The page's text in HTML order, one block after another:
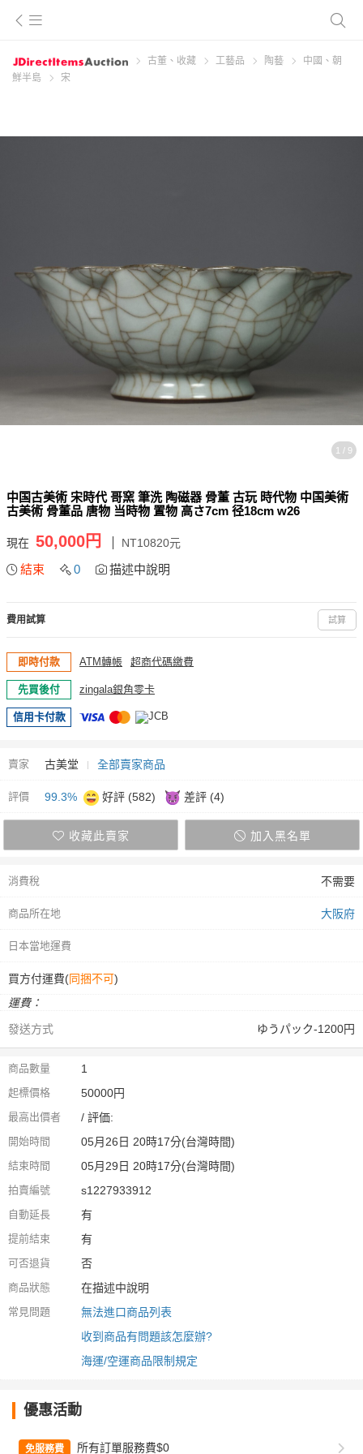
古董、收藏 工藝品 陶藝
中國、朝
鮮半島
宋
1 / 9
中国古美術 宋時代 哥窯 筆洗 陶磁器 骨董 古玩 時代物 中国美術
古美術 骨董品 唐物 当時物 置物 高さ7cm 径18cm w26
現在 50,000円 NT10820元
結束 0 描述中說明
費用試算 試算
即時付款 ATM轉帳 超商代碼繳費
先買後付 zingala銀角零卡
信用卡付款
賣家 古美堂 全部賣家商品
評價 99.3% 好評 (582) 差評 (4)
收藏此賣家 加入黑名單
消費稅 不需要
商品所在地 大阪府
日本當地運費
買方付運費(同捆不可)
運費：
發送方式
ゆうパック-1200円
商品數量 1
起標價格 50000円
最高出價者 / 評価:
開始時間 05月26日 20時17分(台灣時間)
結束時間 05月29日 20時17分(台灣時間)
拍賣編號 s1227933912
自動延長 有
提前結束 有
可否退貨 否
商品狀態 在描述中說明
常見問題
無法進口商品列表
收到商品有問題該怎麼辦?
海運/空運商品限制規定
優惠活動
免服務費 所有訂單服務費$0